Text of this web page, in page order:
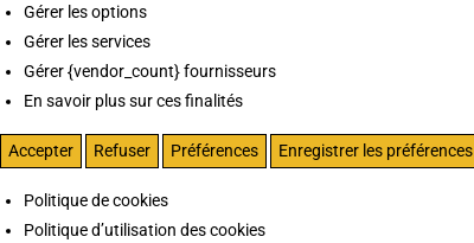
Gérer les options
Gérer les services
Gérer {vendor_count} fournisseurs
En savoir plus sur ces finalités
Accepter Refuser Préférences Enregistrer les préférences
Politique de cookies
Politique d’utilisation des cookies